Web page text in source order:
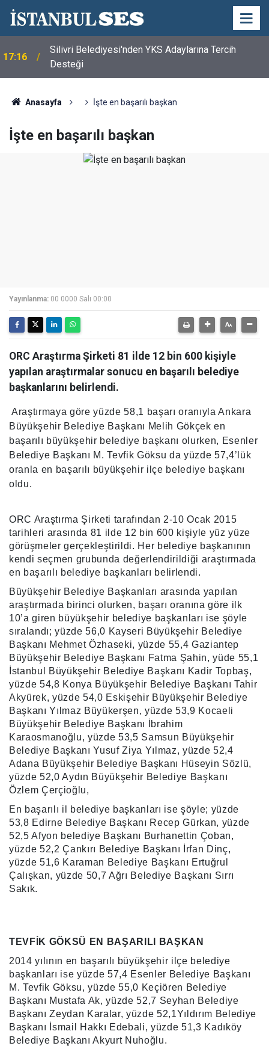
17:16
Silivri Belediyesi'nden YKS Adaylarına Tercih
Desteği
Anasayfa İşte en başarılı başkan
İşte en başarılı başkan
Yayınlanma: 00 0000 Salı 00:00
ORC Araştırma Şirketi 81 ilde 12 bin 600 kişiyle
yapılan araştırmalar sonucu en başarılı belediye
başkanlarını belirlendi.
Araştırmaya göre yüzde 58,1 başarı oranıyla Ankara
Büyükşehir Belediye Başkanı Melih Gökçek en
başarılı büyükşehir belediye başkanı olurken, Esenler
Belediye Başkanı M. Tevfik Göksu da yüzde 57,4’lük
oranla en başarılı büyükşehir ilçe belediye başkanı
oldu.
ORC Araştırma Şirketi tarafından 2-10 Ocak 2015
tarihleri arasında 81 ilde 12 bin 600 kişiyle yüz yüze
görüşmeler gerçekleştirildi. Her belediye başkanının
kendi seçmen grubunda değerlendirildiği araştırmada
en başarılı belediye başkanları belirlendi.
Büyükşehir Belediye Başkanları arasında yapılan
araştırmada birinci olurken, başarı oranına göre ilk
10’a giren büyükşehir belediye başkanları ise şöyle
sıralandı; yüzde 56,0 Kayseri Büyükşehir Belediye
Başkanı Mehmet Özhaseki, yüzde 55,4 Gaziantep
Büyükşehir Belediye Başkanı Fatma Şahin, yüde 55,1
İstanbul Büyükşehir Belediye Başkanı Kadir Topbaş,
yüzde 54,8 Konya Büyükşehir Belediye Başkanı Tahir
Akyürek, yüzde 54,0 Eskişehir Büyükşehir Belediye
Başkanı Yılmaz Büyükerşen, yüzde 53,9 Kocaeli
Büyükşehir Belediye Başkanı İbrahim
Karaosmanoğlu, yüzde 53,5 Samsun Büyükşehir
Belediye Başkanı Yusuf Ziya Yılmaz, yüzde 52,4
Adana Büyükşehir Belediye Başkanı Hüseyin Sözlü,
yüzde 52,0 Aydın Büyükşehir Belediye Başkanı
Özlem Çerçioğlu,
En başarılı il belediye başkanları ise şöyle; yüzde
53,8 Edirne Belediye Başkanı Recep Gürkan, yüzde
52,5 Afyon belediye Başkanı Burhanettin Çoban,
yüzde 52,2 Çankırı Belediye Başkanı İrfan Dinç,
yüzde 51,6 Karaman Belediye Başkanı Ertuğrul
Çalışkan, yüzde 50,7 Ağrı Belediye Başkanı Sırrı
Sakık.
TEVFİK GÖKSÜ EN BAŞARILI BAŞKAN
2014 yılının en başarılı büyükşehir ilçe belediye
başkanları ise yüzde 57,4 Esenler Belediye Başkanı
M. Tevfik Göksu, yüzde 55,0 Keçiören Belediye
Başkanı Mustafa Ak, yüzde 52,7 Seyhan Belediye
Başkanı Zeydan Karalar, yüzde 52,1Yıldırım Belediye
Başkanı İsmail Hakkı Edebali, yüzde 51,3 Kadıköy
Belediye Başkanı Akyurt Nuhoğlu.